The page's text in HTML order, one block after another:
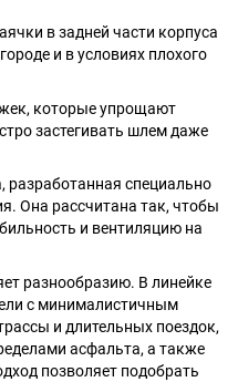
в задней части корпуса
и в условиях плохого
которые упрощают
застегивать шлем даже
специально
Она рассчитана так, чтобы
и вентиляцию на
разнообразию. В линейке
с минималистичным
и длительных поездок,
асфальта, а также
позволяет подобрать